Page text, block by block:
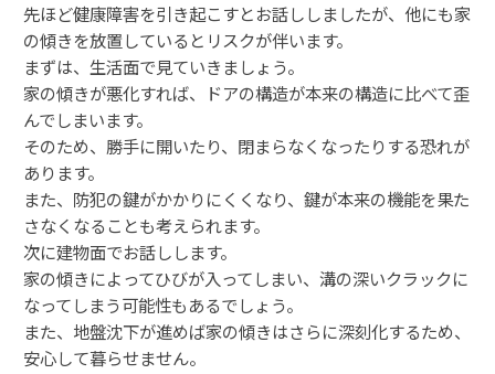
先ほど健康障害を引き起こすとお話ししましたが、他にも家
の傾きを放置しているとリスクが伴います。
まずは、生活面で見ていきましょう。
家の傾きが悪化すれば、ドアの構造が本来の構造に比べて歪
んでしまいます。
そのため、勝手に開いたり、閉まらなくなったりする恐れが
あります。
また、防犯の鍵がかかりにくくなり、鍵が本来の機能を果た
さなくなることも考えられます。
次に建物面でお話しします。
家の傾きによってひびが入ってしまい、溝の深いクラックに
なってしまう可能性もあるでしょう。
また、地盤沈下が進めば家の傾きはさらに深刻化するため、
安心して暮らせません。